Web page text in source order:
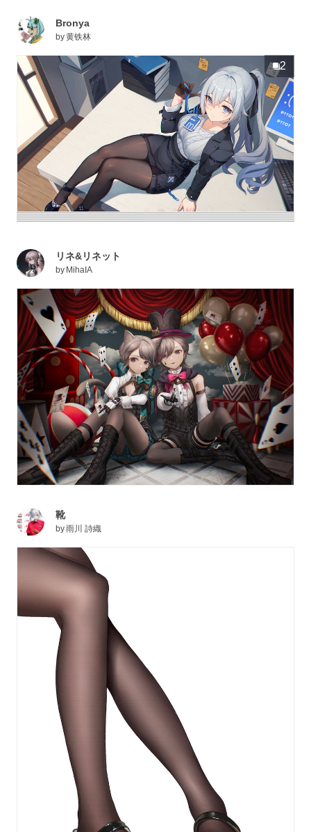
Bronya
by黄铁林
2
リネ&リネット
by MihaIA
靴
by雨川 詩織